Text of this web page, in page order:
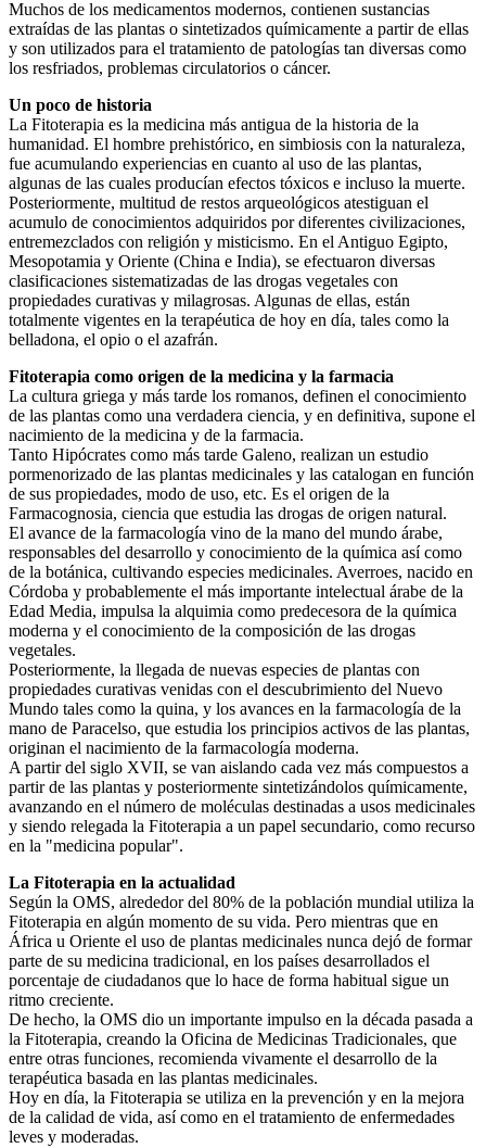
Muchos de los medicamentos modernos, contienen sustancias
extraídas de las plantas o sintetizados químicamente a partir de ellas
y son utilizados para el tratamiento de patologías tan diversas como
los resfriados, problemas circulatorios o cáncer.
Un poco de historia
La Fitoterapia es la medicina más antigua de la historia de la
humanidad. El hombre prehistórico, en simbiosis con la naturaleza,
fue acumulando experiencias en cuanto al uso de las plantas,
algunas de las cuales producían efectos tóxicos e incluso la muerte.
Posteriormente, multitud de restos arqueológicos atestiguan el
acumulo de conocimientos adquiridos por diferentes civilizaciones,
entremezclados con religión y misticismo. En el Antiguo Egipto,
Mesopotamia y Oriente (China e India), se efectuaron diversas
clasificaciones sistematizadas de las drogas vegetales con
propiedades curativas y milagrosas. Algunas de ellas, están
totalmente vigentes en la terapéutica de hoy en día, tales como la
belladona, el opio o el azafrán.
Fitoterapia como origen de la medicina y la farmacia
La cultura griega y más tarde los romanos, definen el conocimiento
de las plantas como una verdadera ciencia, y en definitiva, supone el
nacimiento de la medicina y de la farmacia.
Tanto Hipócrates como más tarde Galeno, realizan un estudio
pormenorizado de las plantas medicinales y las catalogan en función
de sus propiedades, modo de uso, etc. Es el origen de la
Farmacognosia, ciencia que estudia las drogas de origen natural.
El avance de la farmacología vino de la mano del mundo árabe,
responsables del desarrollo y conocimiento de la química así como
de la botánica, cultivando especies medicinales. Averroes, nacido en
Córdoba y probablemente el más importante intelectual árabe de la
Edad Media, impulsa la alquimia como predecesora de la química
moderna y el conocimiento de la composición de las drogas
vegetales.
Posteriormente, la llegada de nuevas especies de plantas con
propiedades curativas venidas con el descubrimiento del Nuevo
Mundo tales como la quina, y los avances en la farmacología de la
mano de Paracelso, que estudia los principios activos de las plantas,
originan el nacimiento de la farmacología moderna.
A partir del siglo XVII, se van aislando cada vez más compuestos a
partir de las plantas y posteriormente sintetizándolos químicamente,
avanzando en el número de moléculas destinadas a usos medicinales
y siendo relegada la Fitoterapia a un papel secundario, como recurso
en la "medicina popular".
La Fitoterapia en la actualidad
Según la OMS, alrededor del 80% de la población mundial utiliza la
Fitoterapia en algún momento de su vida. Pero mientras que en
África u Oriente el uso de plantas medicinales nunca dejó de formar
parte de su medicina tradicional, en los países desarrollados el
porcentaje de ciudadanos que lo hace de forma habitual sigue un
ritmo creciente.
De hecho, la OMS dio un importante impulso en la década pasada a
la Fitoterapia, creando la Oficina de Medicinas Tradicionales, que
entre otras funciones, recomienda vivamente el desarrollo de la
terapéutica basada en las plantas medicinales.
Hoy en día, la Fitoterapia se utiliza en la prevención y en la mejora
de la calidad de vida, así como en el tratamiento de enfermedades
leves y moderadas.